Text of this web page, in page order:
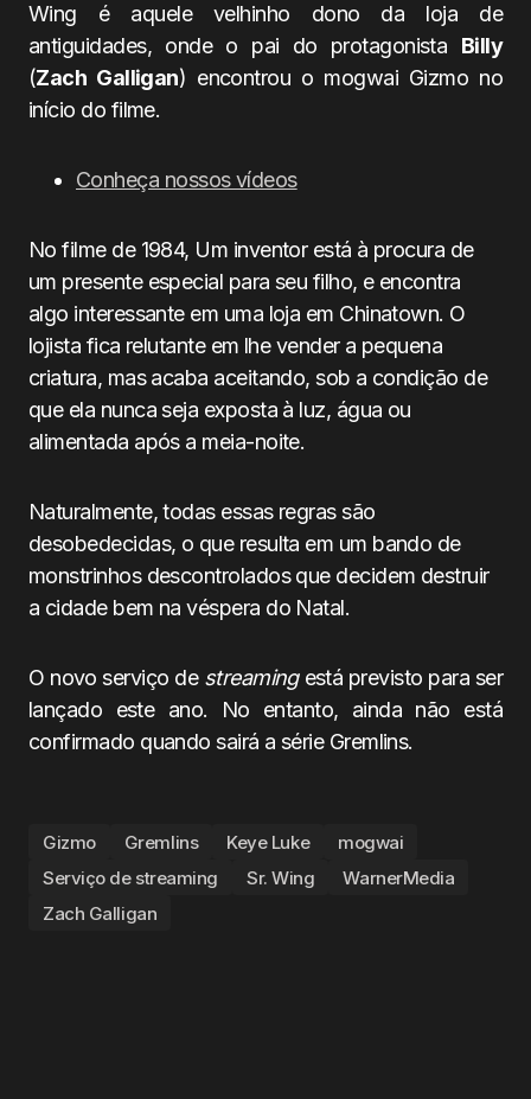
Wing é aquele velhinho dono da loja de
antiguidades, onde o pai do protagonista Billy
(Zach Galligan) encontrou o mogwai Gizmo no
início do filme.
Conheça nossos vídeos
No filme de 1984, Um inventor está à procura de
um presente especial para seu filho, e encontra
algo interessante em uma loja em Chinatown. O
lojista fica relutante em lhe vender a pequena
criatura, mas acaba aceitando, sob a condição de
que ela nunca seja exposta à luz, água ou
alimentada após a meia-noite.
Naturalmente, todas essas regras são
desobedecidas, o que resulta em um bando de
monstrinhos descontrolados que decidem destruir
a cidade bem na véspera do Natal.
O novo serviço de streamingestá previsto para ser
lançado este ano. No entanto, ainda não está
confirmado quando sairá a série Gremlins.
Gizmo Gremlins Keye Luke
mogwai
Serviço de streaming
Sr. Wing
WarnerMedia
Zach Galligan